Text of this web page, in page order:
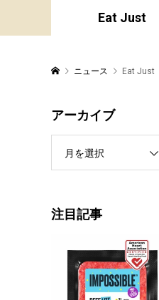
Eat Just
ニュース Eat Just
アーカイブ
月を選択
注目記事